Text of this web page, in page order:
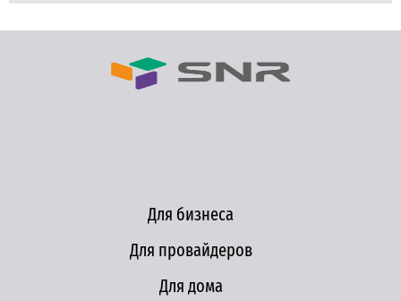
Для бизнеса
Для провайдеров
Для дома